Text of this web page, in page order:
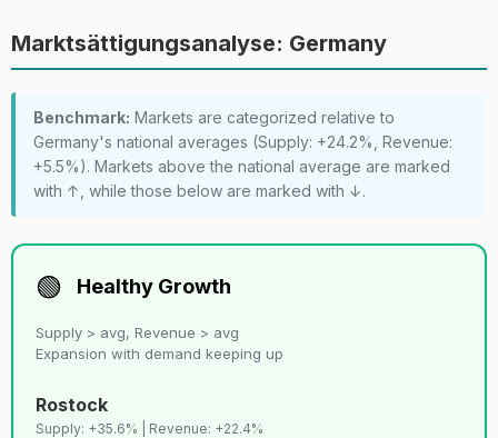
Marktsättigungsanalyse: Germany
Benchmark: Markets are categorized relative to
Germany's national averages (Supply: +24.2%, Revenue:
+5.5%). Markets above the national average are marked
with ↑, while those below are marked with ↓.
🟢 Healthy Growth
Supply > avg, Revenue > avg
Expansion with demand keeping up
Rostock
Supply: +35.6% | Revenue: +22.4%